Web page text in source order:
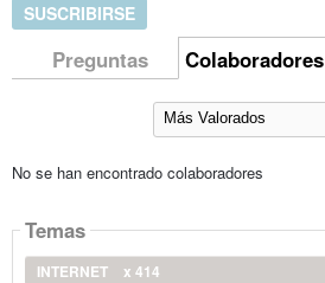
SUSCRIBIRSE
Preguntas Colaboradores
No se han encontrado colaboradores
Temas
INTERNET
x 414